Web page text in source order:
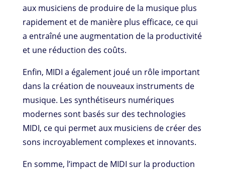
aux musiciens de produire de la musique plus
rapidement et de manière plus efficace, ce qui
a entraîné une augmentation de la productivité
et une réduction des coûts.
Enfin, MIDI a également joué un rôle important
dans la création de nouveaux instruments de
musique. Les synthétiseurs numériques
modernes sont basés sur des technologies
MIDI, ce qui permet aux musiciens de créer des
sons incroyablement complexes et innovants.
En somme, l’impact de MIDI sur la production